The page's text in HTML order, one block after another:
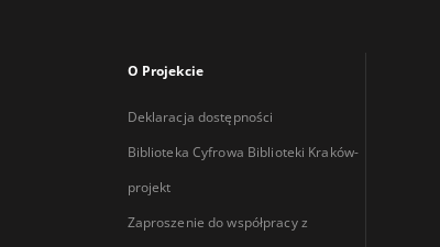
O Projekcie
Deklaracja dostępności
Biblioteka Cyfrowa Biblioteki Kraków-
projekt
Zaproszenie do współpracy z